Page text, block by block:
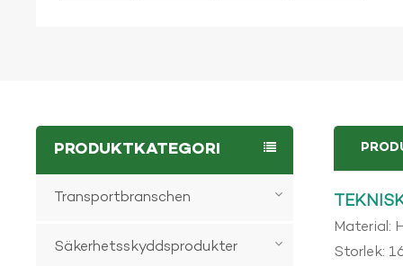
Material:
Storlek:
PRODUKTKATEGORI
Transportbranschen
Säkerhetsskyddsprodukter